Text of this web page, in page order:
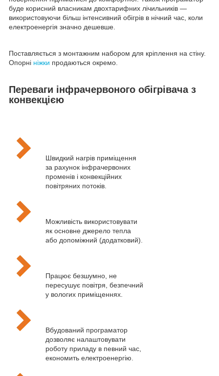
буде корисний власникам двохтарифних лічильників —
використовуючи більш інтенсивний обігрів в нічний час, коли
електроенергія значно дешевше.
Поставляється з монтажним набором для кріплення на стіну.
Опорні ніжки продаються окремо.
Переваги інфрачервоного обігрівача з
конвекцією
Швидкий нагрів приміщення
за рахунок інфрачервоних
променів і конвекційних
повітряних потоків.
Можливість використовувати
як основне джерело тепла
або допоміжний (додатковий).
Працює безшумно, не
пересушує повітря, безпечний
у вологих приміщеннях.
Вбудований програматор
дозволяє налаштовувати
роботу приладу в певний час,
економить електроенергію.